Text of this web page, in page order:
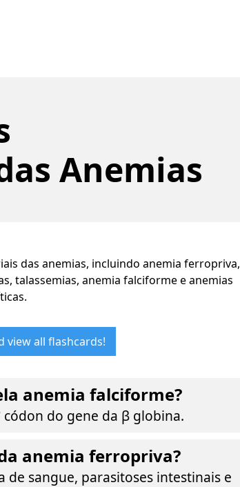
Anemias
das anemias, incluindo anemia ferropriva,
talassemias, anemia falciforme e anemias
view all flashcards!
anemia falciforme?
do gene da β globina.
anemia ferropriva?
sangue, parasitoses intestinais e